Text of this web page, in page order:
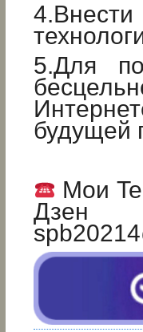
5.Для
будущей
Мои